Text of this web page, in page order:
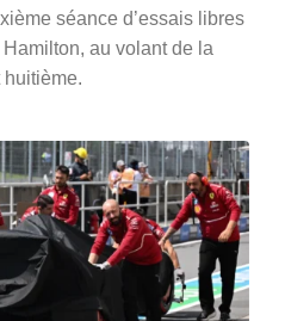
séance d’essais libres
au volant de la